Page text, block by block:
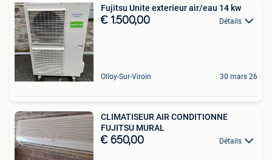
Fujitsu Unite exterieur air/eau 14 kw
€ 1.500,00 Détails
Olloy-Sur-Viroin 30 mars 26
CLIMATISEUR AIR CONDITIONNE
FUJITSU MURAL
€ 650,00 Détails